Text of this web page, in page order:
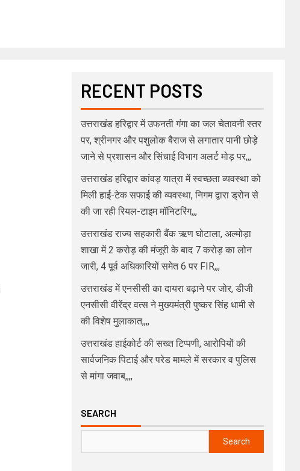
RECENT POSTS
उत्तराखंड हरिद्वार में उफनती गंगा का जल चेतावनी स्तर
पर, श्रीनगर और पशुलोक बैराज से लगातार पानी छोड़े
जाने से प्रशासन और सिंचाई विभाग अलर्ट मोड़ पर,,,
उत्तराखंड हरिद्वार कांवड़ यात्रा में स्वच्छता व्यवस्था को
मिली हाई-टेक सफाई की व्यवस्था, निगम द्वारा ड्रोन से
की जा रही रियल-टाइम मॉनिटरिंग,,,
उत्तराखंड राज्य सहकारी बैंक ऋण घोटाला, अल्मोड़ा
शाखा में 2 करोड़ की मंजूरी के बाद 7 करोड़ का लोन
जारी, 4 पूर्व अधिकारियों समेत 6 पर FIR,,,
उत्तराखंड में एनसीसी का दायरा बढ़ाने पर जोर, डीजी
एनसीसी वीरेंद्र वत्स ने मुख्यमंत्री पुष्कर सिंह धामी से
की विशेष मुलाकात,,,,
उत्तराखंड हाईकोर्ट की सख्त टिप्पणी, आरोपियों की
सार्वजनिक पिटाई और परेड मामले में सरकार व पुलिस
से मांगा जवाब,,,,
SEARCH
Search